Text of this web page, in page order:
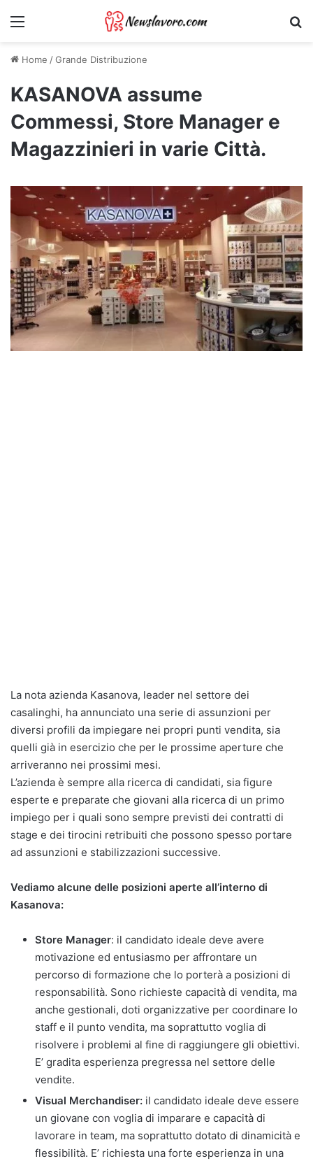
Menu
Home /Grande Distribuzione
KASANOVA assume
Commessi, Store Manager e
Magazzinieri in varie Città.
La nota azienda Kasanova, leader nel settore dei
casalinghi, ha annunciato una serie di assunzioni per
diversi profili da impiegare nei propri punti vendita, sia
quelli già in esercizio che per le prossime aperture che
arriveranno nei prossimi mesi.
L’azienda è sempre alla ricerca di candidati, sia figure
esperte e preparate che giovani alla ricerca di un primo
impiego per i quali sono sempre previsti dei contratti di
stage e dei tirocini retribuiti che possono spesso portare
ad assunzioni e stabilizzazioni successive.
Vediamo alcune delle posizioni aperte all’interno di
Kasanova:
Store Manager: il candidato ideale deve avere
motivazione ed entusiasmo per affrontare un
percorso di formazione che lo porterà a posizioni di
responsabilità. Sono richieste capacità di vendita, ma
anche gestionali, doti organizzative per coordinare lo
staff e il punto vendita, ma soprattutto voglia di
risolvere i problemi al fine di raggiungere gli obiettivi.
E’ gradita esperienza pregressa nel settore delle
vendite.
Visual Merchandiser: il candidato ideale deve essere
un giovane con voglia di imparare e capacità di
lavorare in team, ma soprattutto dotato di dinamicità e
flessibilità. E’ richiesta una forte esperienza in una